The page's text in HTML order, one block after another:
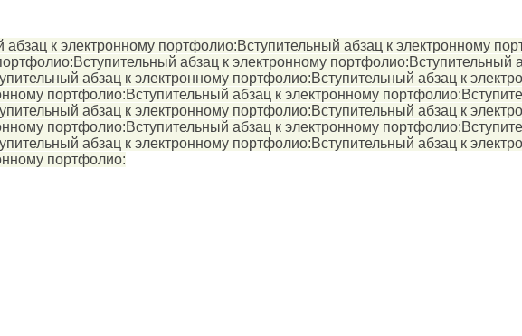
к электронному портфолио:Вступительный абзац к электронному
абзац к электронному портфолио:Вступительный
абзац к электронному портфолио:Вступительный абзац к
портфолио:Вступительный абзац к электронному
абзац к электронному портфолио:Вступительный абзац к
портфолио:Вступительный абзац к электронному
абзац к электронному портфолио:Вступительный абзац к
портфолио: